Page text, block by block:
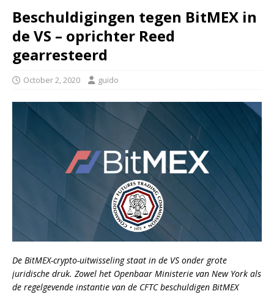
Beschuldigingen tegen BitMEX in
de VS – oprichter Reed
gearresteerd
October 2, 2020 guido
De BitMEX-crypto-uitwisseling staat in de VS onder grote
juridische druk. Zowel het Openbaar Ministerie van New York als
de regelgevende instantie van de CFTC beschuldigen BitMEX